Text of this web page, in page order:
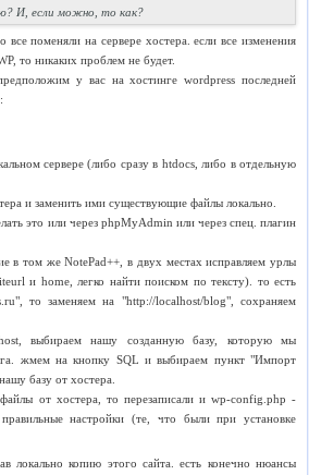
И, если можно, то как?
все поменяли на сервере хостера. если все изменения
то никаких проблем не будет.
у вас на хостинге wordpress последней
сервере (либо сразу в htdоcs, либо в отдельную
и заменить ими существующие файлы локально.
это или через phpMyAdmin или через спец. плагин
в том же NotePad++, в двух местах исправляем урлы
и home, легко найти поиском по тексту). то есть
то заменяем на "http://localhost/blog", сохраняем
выбираем нашу созданную базу, которую мы
жмем на кнопку SQL и выбираем пункт "Импорт
базу от хостера.
от хостера, то перезаписали и wp-config.php -
настройки (те, что были при установке
локально копию этого сайта. есть конечно нюансы